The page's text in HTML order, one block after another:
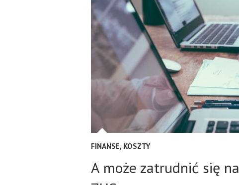
FINANSE, KOSZTY
A może zatrudnić się